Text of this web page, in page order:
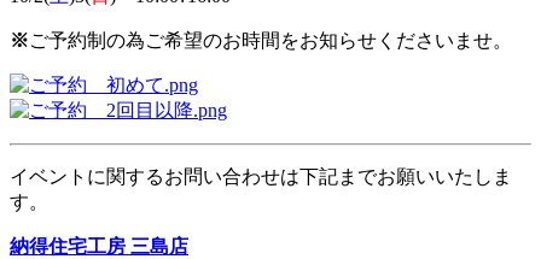
※ご予約制の為ご希望のお時間をお知らせくださいませ。
イベントに関するお問い合わせは下記までお願いいたしま
す。
納得住宅工房 三島店